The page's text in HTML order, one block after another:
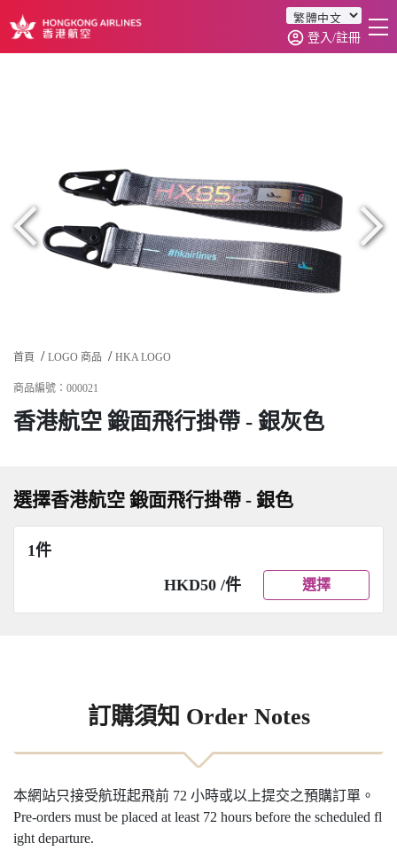
登入/註冊
首頁 LOGO 商品 HKA LOGO
商品編號：000021
香港航空 鍛面飛行掛帶 - 銀灰色
選擇香港航空 鍛面飛行掛帶 - 銀色
1件
HKD50 /件
選擇
訂購須知 Order Notes
本網站只接受航班起飛前 72 小時或以上提交之預購訂單。
Pre-orders must be placed at least 72 hours before the scheduled fl
ight departure.